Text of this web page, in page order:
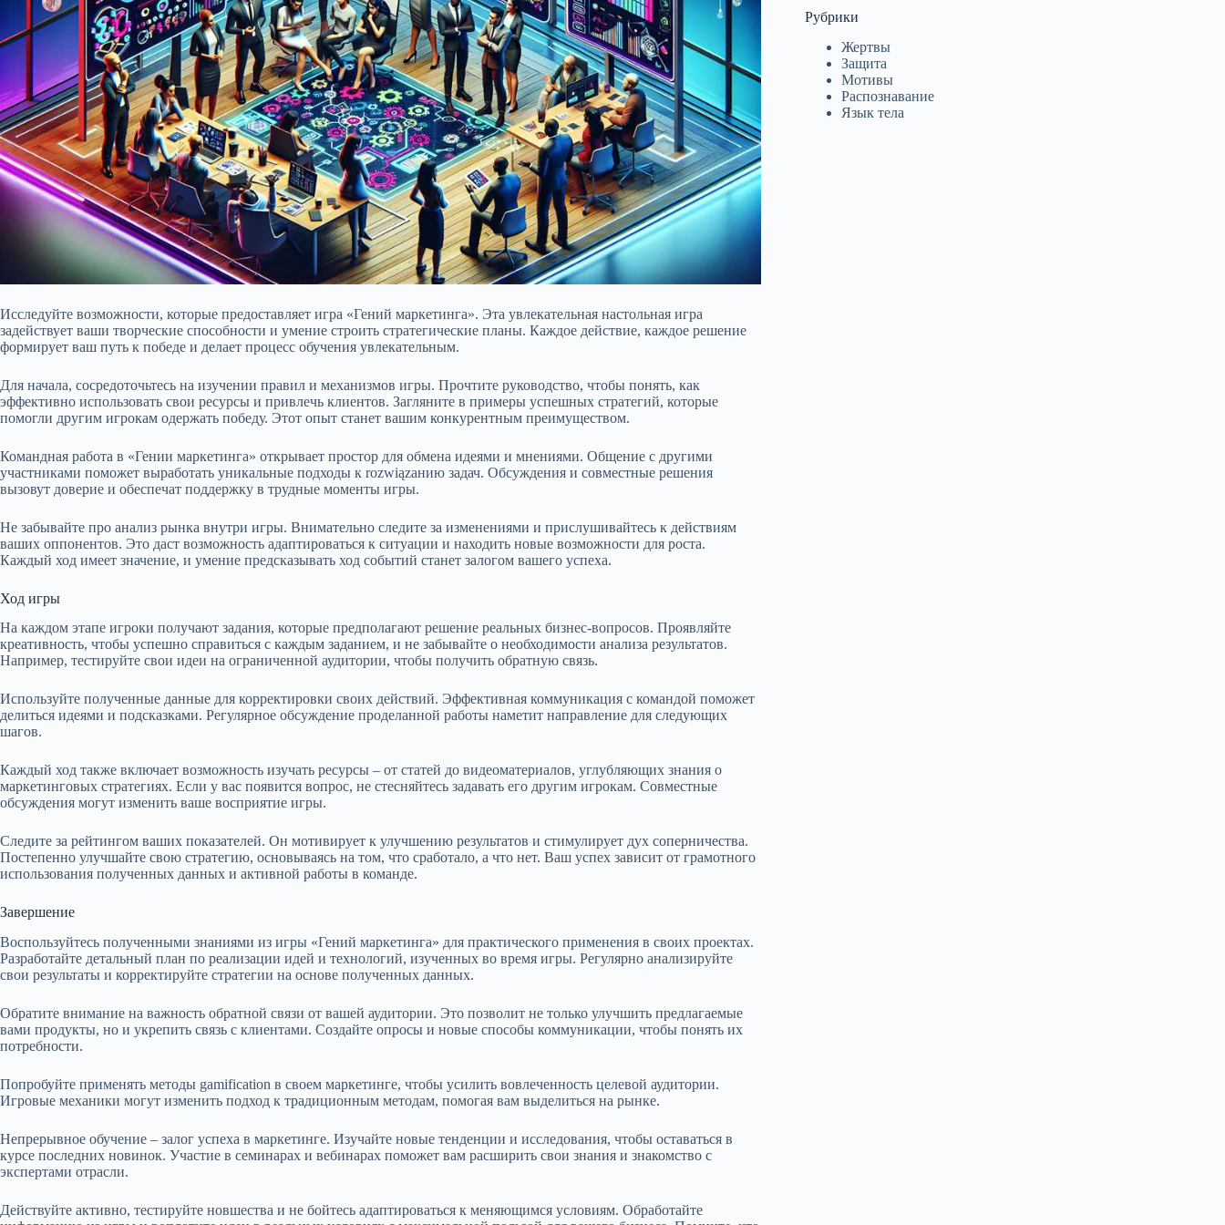
Исследуйте возможности, которые предоставляет игра «Гений маркетинга». Эта увлекательная настольная игра
задействует ваши творческие способности и умение строить стратегические планы. Каждое действие, каждое решение
формирует ваш путь к победе и делает процесс обучения увлекательным.
Для начала, сосредоточьтесь на изучении правил и механизмов игры. Прочтите руководство, чтобы понять, как
эффективно использовать свои ресурсы и привлечь клиентов. Загляните в примеры успешных стратегий, которые
помогли другим игрокам одержать победу. Этот опыт станет вашим конкурентным преимуществом.
Командная работа в «Гении маркетинга» открывает простор для обмена идеями и мнениями. Общение с другими
участниками поможет выработать уникальные подходы к rozwiązанию задач. Обсуждения и совместные решения
вызовут доверие и обеспечат поддержку в трудные моменты игры.
Не забывайте про анализ рынка внутри игры. Внимательно следите за изменениями и прислушивайтесь к действиям
ваших оппонентов. Это даст возможность адаптироваться к ситуации и находить новые возможности для роста.
Каждый ход имеет значение, и умение предсказывать ход событий станет залогом вашего успеха.
Ход игры
На каждом этапе игроки получают задания, которые предполагают решение реальных бизнес-вопросов. Проявляйте
креативность, чтобы успешно справиться с каждым заданием, и не забывайте о необходимости анализа результатов.
Например, тестируйте свои идеи на ограниченной аудитории, чтобы получить обратную связь.
Используйте полученные данные для корректировки своих действий. Эффективная коммуникация с командой поможет
делиться идеями и подсказками. Регулярное обсуждение проделанной работы наметит направление для следующих
шагов.
Каждый ход также включает возможность изучать ресурсы – от статей до видеоматериалов, углубляющих знания о
маркетинговых стратегиях. Если у вас появится вопрос, не стесняйтесь задавать его другим игрокам. Совместные
обсуждения могут изменить ваше восприятие игры.
Следите за рейтингом ваших показателей. Он мотивирует к улучшению результатов и стимулирует дух соперничества.
Постепенно улучшайте свою стратегию, основываясь на том, что сработало, а что нет. Ваш успех зависит от грамотного
использования полученных данных и активной работы в команде.
Завершение
Воспользуйтесь полученными знаниями из игры «Гений маркетинга» для практического применения в своих проектах.
Разработайте детальный план по реализации идей и технологий, изученных во время игры. Регулярно анализируйте
свои результаты и корректируйте стратегии на основе полученных данных.
Обратите внимание на важность обратной связи от вашей аудитории. Это позволит не только улучшить предлагаемые
вами продукты, но и укрепить связь с клиентами. Создайте опросы и новые способы коммуникации, чтобы понять их
потребности.
Попробуйте применять методы gamification в своем маркетинге, чтобы усилить вовлеченность целевой аудитории.
Игровые механики могут изменить подход к традиционным методам, помогая вам выделиться на рынке.
Непрерывное обучение – залог успеха в маркетинге. Изучайте новые тенденции и исследования, чтобы оставаться в
курсе последних новинок. Участие в семинарах и вебинарах поможет вам расширить свои знания и знакомство с
экспертами отрасли.
Действуйте активно, тестируйте новшества и не бойтесь адаптироваться к меняющимся условиям. Обработайте
Рубрики
Жертвы
Защита
Мотивы
Распознавание
Язык тела